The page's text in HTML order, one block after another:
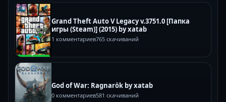
Grand Theft Auto V Legacy v.3751.0 [Папка
игры (Steam)] (2015) by xatab
1 комментариев765 скачиваний
God of War: Ragnarök by xatab
0 комментариев581 скачиваний